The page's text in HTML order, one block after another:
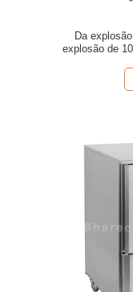
Da
explosão de